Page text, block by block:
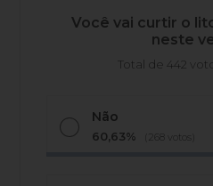
Você vai curtir o
neste
Total de 442
Não
60,63% (268 votos)